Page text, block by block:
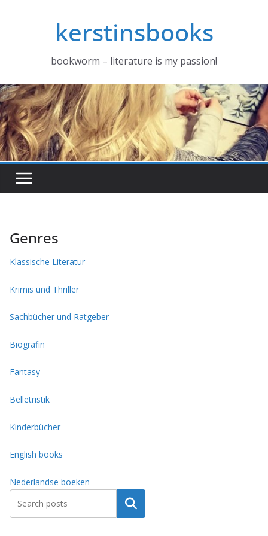
kerstinsbooks
bookworm – literature is my passion!
Genres
Klassische Literatur
Krimis und Thriller
Sachbücher und Ratgeber
Biografin
Fantasy
Belletristik
Kinderbücher
English books
Nederlandse boeken
Suchen